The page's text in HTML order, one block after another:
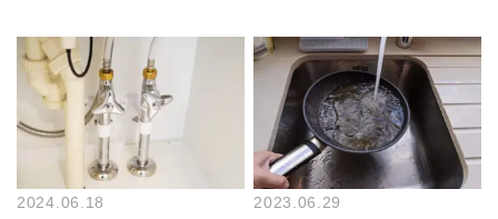
2024.06.18
2023.06.29